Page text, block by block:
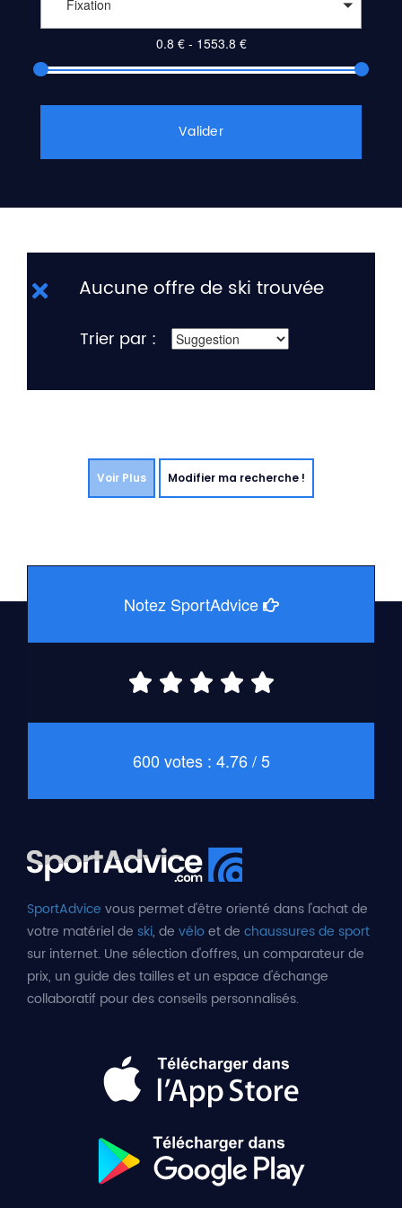
Fixation
Valider
Aucune offre de ski trouvée
Trier par :
Voir Plus Modifier ma recherche !
Notez SportAdvice
600 votes : 4.76 / 5
SportAdvice vous permet d'être orienté dans l'achat de
votre matériel de ski, de véloet de chaussures de sport
sur internet. Une sélection d'offres, un comparateur de
prix, un guide des tailles et un espace d'échange
collaboratif pour des conseils personnalisés.